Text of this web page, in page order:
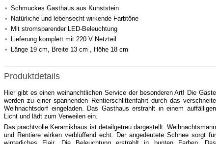
Schmuckes Gasthaus aus Kunststein
Natürliche und lebensecht wirkende Farbtöne
Mit stromsparender LED-Beleuchtung
Lieferung komplett mit 220 V Netzteil
Länge 19 cm, Breite 13 cm , Höhe 18 cm
Produktdetails
Hier gibt es einen weihanchtlichen Service der besonderen Art! Die Gäste
werden zu einer spannenden Rentierschlittenfahrt durch das verschneite
Weihnachtsdorf eingeladen. Das Gasthaus erstrahlt in einem auffälligen
Licht und lädt zum Verweilen ein.
Das prachtvolle Keramikhaus ist detailgetreu dargestellt. Weihnachtsmann
und Rentiere wirken verblüffend echt. Der angedeutete Schnee sorgt für